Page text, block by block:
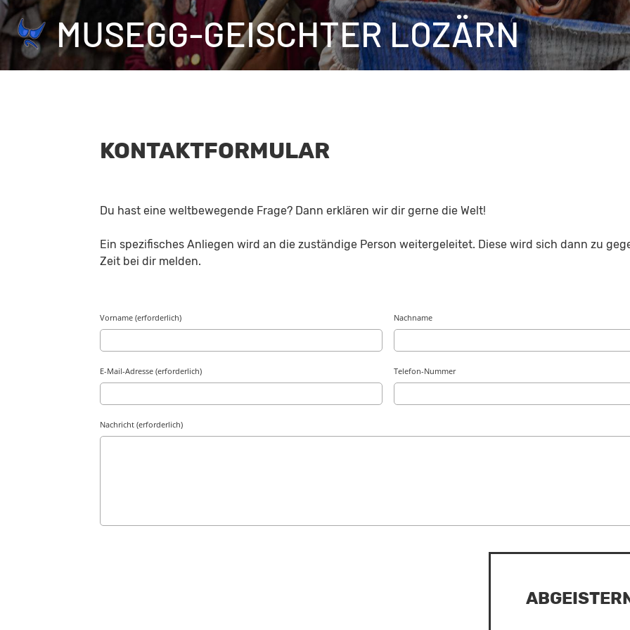
MUSEGG-GEISCHTER LOZÄRN
KONTAKTFORMULAR
Du hast eine weltbewegende Frage? Dann erklären wir dir gerne die Welt!
Ein spezifisches Anliegen wird an die zuständige Person weitergeleitet. Diese wird sich dann zu
Zeit bei dir melden.
Vorname (erforderlich) Nachname
E-Mail-Adresse (erforderlich) Telefon-Nummer
Nachricht (erforderlich)